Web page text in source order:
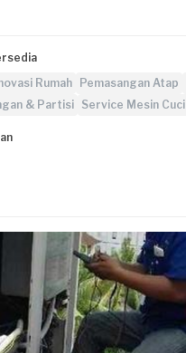
Rumah Pemasangan Atap
& Partisi Service Mesin Cuci